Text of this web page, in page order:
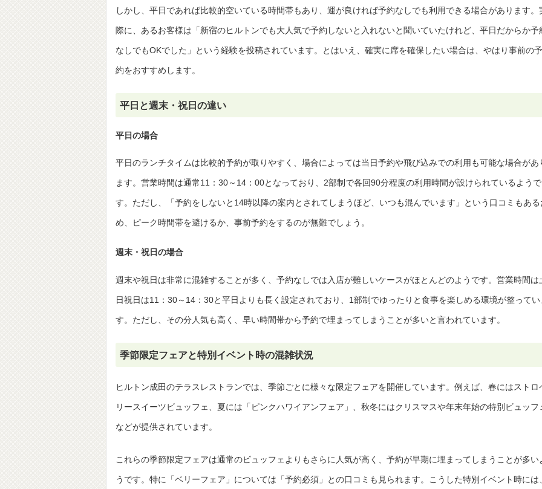
しかし、平日であれば比較的空いている時間帯もあり、運が良ければ予約なしでも利用できる場合があります。
際に、あるお客様は「新宿のヒルトンでも大人気で予約しないと入れないと聞いていたけれど、平日だからか予
なしでもOKでした」という経験を投稿されています。とはいえ、確実に席を確保したい場合は、やはり事前の予
約をおすすめします。
平日と週末・祝日の違い
平日の場合
平日のランチタイムは比較的予約が取りやすく、場合によっては当日予約や飛び込みでの利用も可能な場合があ
ます。営業時間は通常11：30～14：00となっており、2部制で各回90分程度の利用時間が設けられているようで
す。ただし、「予約をしないと14時以降の案内とされてしまうほど、いつも混んでいます」という口コミもある
め、ピーク時間帯を避けるか、事前予約をするのが無難でしょう。
週末・祝日の場合
週末や祝日は非常に混雑することが多く、予約なしでは入店が難しいケースがほとんどのようです。営業時間は
日祝日は11：30～14：30と平日よりも長く設定されており、1部制でゆったりと食事を楽しめる環境が整ってい
す。ただし、その分人気も高く、早い時間帯から予約で埋まってしまうことが多いと言われています。
季節限定フェアと特別イベント時の混雑状況
ヒルトン成田のテラスレストランでは、季節ごとに様々な限定フェアを開催しています。例えば、春にはストロ
リースイーツビュッフェ、夏には「ピンクハワイアンフェア」、秋冬にはクリスマスや年末年始の特別ビュッフ
などが提供されています。
これらの季節限定フェアは通常のビュッフェよりもさらに人気が高く、予約が早期に埋まってしまうことが多い
うです。特に「ベリーフェア」については「予約必須」との口コミも見られます。こうした特別イベント時には